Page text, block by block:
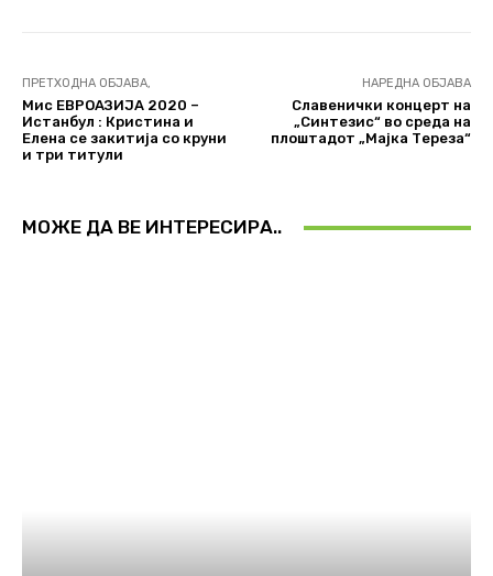
ПРЕТХОДНА ОБЈАВА,
Mис ЕВРОАЗИЈА 2020 –
Истанбул : Кристина и
Елена се закитија со круни
и три титули
НАРЕДНА ОБЈАВА
Славенички концерт на
„Синтезис“ во среда на
плоштадот „Мајка Тереза“
МОЖЕ ДА ВЕ ИНТЕРЕСИРА..